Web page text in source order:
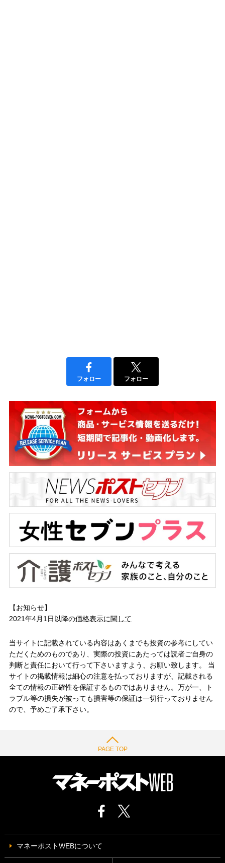
フォロー フォロー
【お知らせ】
2021年4月1日以降の価格表示に関して
当サイトに記載されている内容はあくまでも投資の参考にしてい
ただくためのものであり、実際の投資にあたっては読者ご自身の
判断と責任において行って下さいますよう、お願い致します。 当
サイトの掲載情報は細心の注意を払っておりますが、記載される
全ての情報の正確性を保証するものではありません。万が一、ト
ラブル等の損失が被っても損害等の保証は一切行っておりません
ので、予めご了承下さい。
PAGE TOP
マネーポストWEBについて